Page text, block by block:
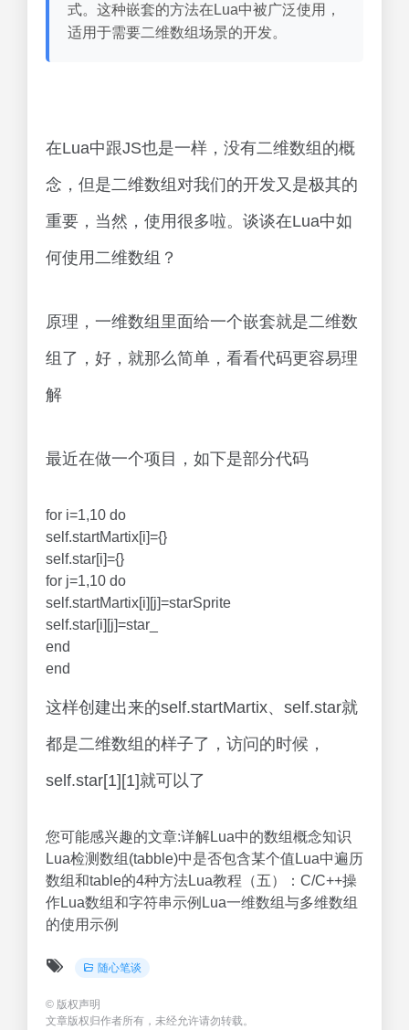
式。这种嵌套的方法在Lua中被广泛使用，
适用于需要二维数组场景的开发。
在Lua中跟JS也是一样，没有二维数组的概
念，但是二维数组对我们的开发又是极其的
重要，当然，使用很多啦。谈谈在Lua中如
何使用二维数组？
原理，一维数组里面给一个嵌套就是二维数
组了，好，就那么简单，看看代码更容易理
解
最近在做一个项目，如下是部分代码
for i=1,10 do
self.startMartix[i]={}
self.star[i]={}
for j=1,10 do
self.startMartix[i][j]=starSprite
self.star[i][j]=star_
end
end
这样创建出来的self.startMartix、self.star就
都是二维数组的样子了，访问的时候，
self.star[1][1]就可以了
您可能感兴趣的文章:详解Lua中的数组概念知识
Lua检测数组(tabble)中是否包含某个值Lua中遍历
数组和table的4种方法Lua教程（五）：C/C++操
作Lua数组和字符串示例Lua一维数组与多维数组
的使用示例
随心笔谈
© 版权声明
文章版权归作者所有，未经允许请勿转载。